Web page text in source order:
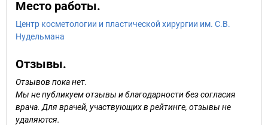
Место работы.
Центр косметологии и пластической хирургии им. С.В.
Нудельмана
Отзывы.
Отзывов пока нет.
Мы не публикуем отзывы и благодарности без согласия
врача. Для врачей, участвующих в рейтинге, отзывы не
удаляются.